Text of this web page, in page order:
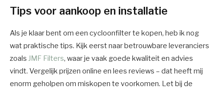
Tips voor aankoop en installatie
Als je klaar bent om een cycloonfilter te kopen, heb ik nog
wat praktische tips. Kijk eerst naar betrouwbare leveranciers
zoals JMF Filters, waar je vaak goede kwaliteit en advies
vindt. Vergelijk prijzen online en lees reviews – dat heeft mij
enorm geholpen om miskopen te voorkomen. Let bij de